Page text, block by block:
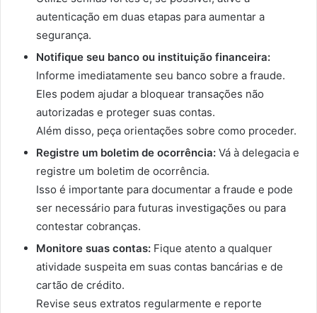
autenticação em duas etapas para aumentar a
segurança.
Notifique seu banco ou instituição financeira:
Informe imediatamente seu banco sobre a fraude.
Eles podem ajudar a bloquear transações não
autorizadas e proteger suas contas.
Além disso, peça orientações sobre como proceder.
Registre um boletim de ocorrência: Vá à delegacia e
registre um boletim de ocorrência.
Isso é importante para documentar a fraude e pode
ser necessário para futuras investigações ou para
contestar cobranças.
Monitore suas contas: Fique atento a qualquer
atividade suspeita em suas contas bancárias e de
cartão de crédito.
Revise seus extratos regularmente e reporte